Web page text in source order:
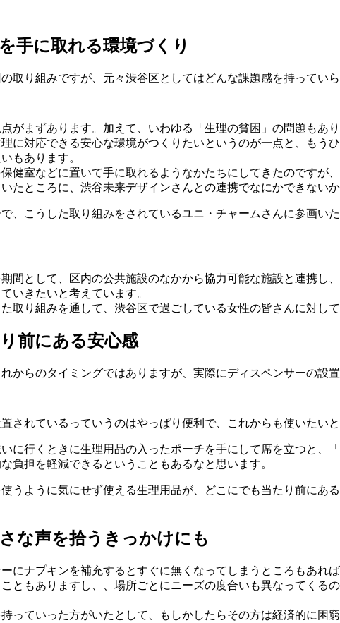
手に取れる環境づくり
取り組みですが、元々渋谷区としてはどんな課題感を持ってい
がまずあります。加えて、いわゆる「生理の貧困」の問題も
に対応できる安心な環境がつくりたいというのが一点と、も
もあります。
健室などに置いて手に取れるようなかたちにしてきたのです
たところに、渋谷未来デザインさんとの連携でなにかできない
、こうした取り組みをされているユニ・チャームさんに参画い
期間として、区内の公共施設のなかから協力可能な施設と連携
いきたいと考えています。
取り組みを通して、渋谷区で過ごしている女性の皆さんに対し
前にある安心感
からのタイミングではありますが、実際にディスペンサーの設
されているっていうのはやっぱり便利で、これからも使いたい
に行くときに生理用品の入ったポーチを手にして席を立つと
負担を軽減できるということもあるなと思います。
うように気にせず使える生理用品が、どこにでも当たり前に
な声を拾うきっかけにも
にナプキンを補充するとすぐに無くなってしまうところもあ
ともありますし、、場所ごとにニーズの度合いも異なってく
っていった方がいたとして、もしかしたらその方は経済的に困